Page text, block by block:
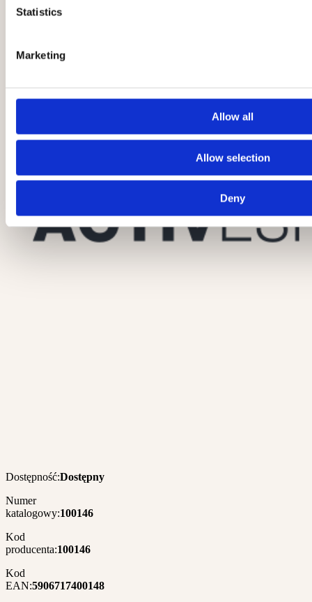
Statistics
Marketing
Allow all
Allow selection
Deny
Dostępność:Dostępny
Numer
katalogowy:100146
Kod
producenta:100146
Kod
EAN:5906717400148